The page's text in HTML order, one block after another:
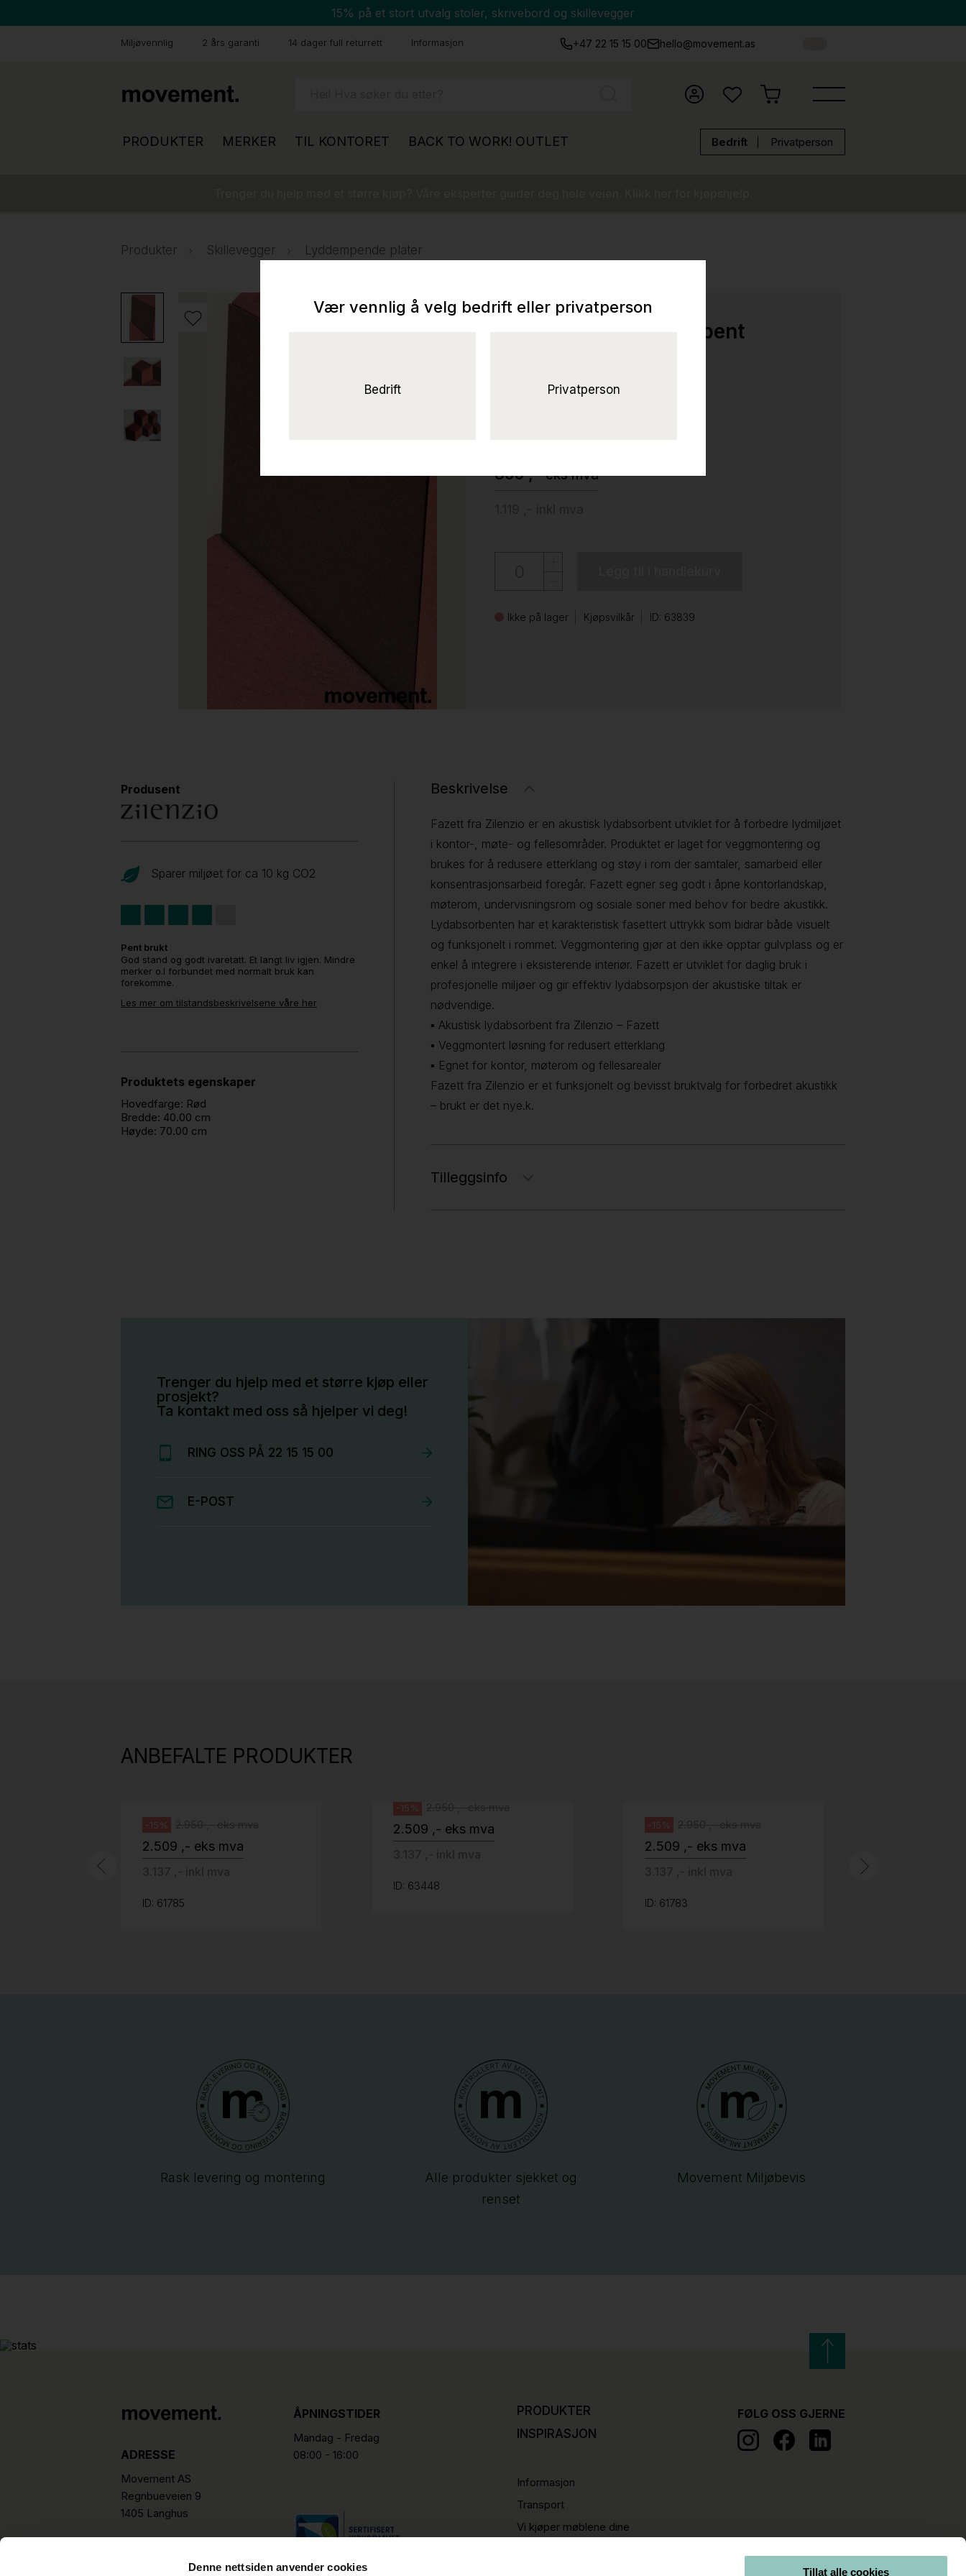
Denne nettsiden anvender cookies Tillat alle cookies
15% på et stort utvalg stoler, skrivebord og skillevegger
Miljøvennlig 2 års garanti 14 dager full returrett Informasjon +47 22 15 15 00 hello@movement.as
PRODUKTER MERKER TIL KONTORET BACK TO WORK! OUTLET Bedrift Privatperson
Produkter Skillevegger Lyddempende plater
Solgt!Fazett lydabsorbent
stoff (Kvadrat Remix), Pent brukt
895 ,-eks mva
Ikke på lager Kjøpsvilkår ID: 63839
Produsent
Sparer miljøet for ca 10 kg CO2
Pent brukt
God stand og godt ivaretatt. Et langt liv igjen. Mindre
merker o.l forbundet med normalt bruk kan
forekomme.
Les mer om tilstandsbeskrivelsene våre her
Produktets egenskaper
Hovedfarge: Rød
Bredde: 40.00 cm
Høyde: 70.00 cm
Beskrivelse
Fazett fra Zilenzio er en akustisk lydabsorbent utviklet for å forbedre lydmiljøet
i kontor-, møte- og fellesområder. Produktet er laget for veggmontering og
brukes for å redusere etterklang og støy i rom der samtaler, samarbeid eller
konsentrasjonsarbeid foregår. Fazett egner seg godt i åpne kontorlandskap,
møterom, undervisningsrom og sosiale soner med behov for bedre akustikk.
Lydabsorbenten har et karakteristisk fasettert uttrykk som bidrar både visuelt
og funksjonelt i rommet. Veggmontering gjør at den ikke opptar gulvplass og er
enkel å integrere i eksisterende interiør. Fazett er utviklet for daglig bruk i
profesjonelle miljøer og gir effektiv lydabsorpsjon der akustiske tiltak er
nødvendige.
▪ Akustisk lydabsorbent fra Zilenzio – Fazett
▪ Veggmontert løsning for redusert etterklang
▪ Egnet for kontor, møterom og fellesarealer
Fazett fra Zilenzio er et funksjonelt og bevisst bruktvalg for forbedret akustikk
– brukt er det nye.k.
Tilleggsinfo
Trenger du hjelp med et større kjøp eller
prosjekt?
Ta kontakt med oss så hjelper vi deg!
RING OSS PÅ 22 15 15 00
E-POST
ANBEFALTE PRODUKTER
grått fotkryss, Pent brukt
-15%
2.509 ,- eks mva
ID: 61785
-15%
2.509 ,- eks mva
ID: 63448
-15%
2.509 ,- eks mva
ID: 61783
Rask levering og montering
Alle produkter sjekket og
renset
Movement Miljøbevis
ADRESSE
Movement AS
Regnbueveien 9
1405 Langhus
hello@movement.as
ÅPNINGSTIDER
Mandag - Fredag
08:00 - 16:00
PRODUKTER
INSPIRASJON
Informasjon
Transport
Vi kjøper møblene dine
FØLG OSS GJERNE
Vær vennlig å velg bedrift eller privatperson
Bedrift Privatperson